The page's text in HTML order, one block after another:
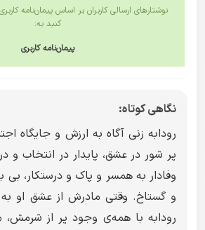
نوشتارهای ارسالی کاربران بر اساس پیمان‌نامه
کنید به:
پیمان‌نامه کاربری
نگاهی کوتاه:
رودابه زنی آگاه به ارزش و جایگاه
پر شور در عشق، پایدار در انتخاب و
وفادار به همسر و پاک و درستکار، بی
و گستاخ. وقتی مادرش از عشق او به
رودابه با همه‌ی وجود پر از شرمش،